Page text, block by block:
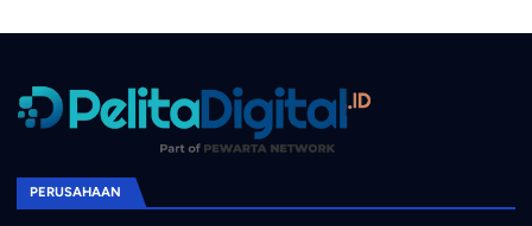
PERUSAHAAN